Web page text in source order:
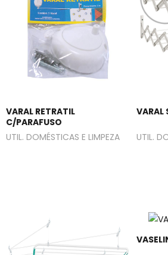
VARAL RETRATIL
C/PARAFUSO
UTIL. DOMÉSTICAS E LIMPEZA
VARAL
UTIL.